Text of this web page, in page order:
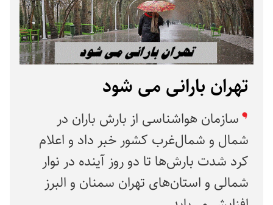
تهران بارانی می شود
سازمان هواشناسی از بارش باران در
شمال و شمال‌غرب کشور خبر داد و اعلام
کرد شدت بارش‌ها تا دو روز آینده در نوار
شمالی و استان‌های تهران سمنان و البرز